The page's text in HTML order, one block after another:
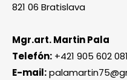
821 06 Bratislava
Mgr.art. Martin Pala
Telefón: +421 905 602 081
E-mail: